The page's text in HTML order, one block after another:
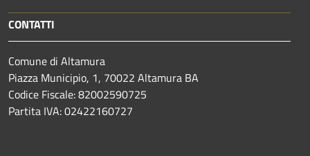
CONTATTI
Comune di Altamura
Piazza Municipio, 1, 70022 Altamura BA
Codice Fiscale: 82002590725
Partita IVA: 02422160727